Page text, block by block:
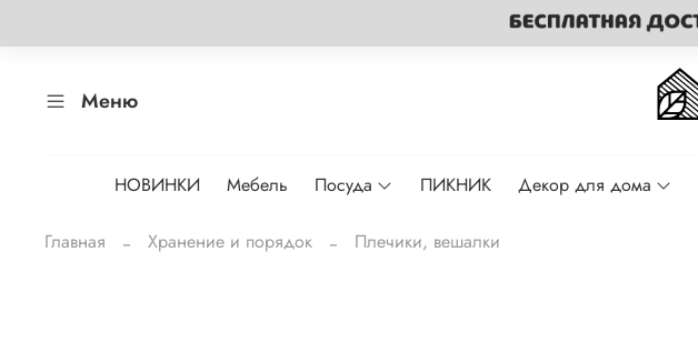
Меню
НОВИНКИ Мебель Посуда ПИКНИК Декор для дома
Главная Хранение и порядок Плечики, вешалки